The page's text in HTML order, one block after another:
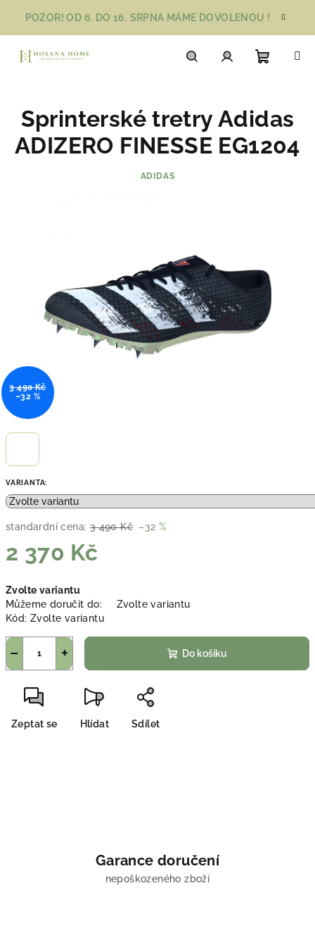
obsah
POZOR! OD 6. DO 16. SRPNA MÁME DOVOLENOU !
košík
VARIANTA:
standardní cena: 3 490 Kč –32 %
2 370 Kč
cena:
Zvolte variantu
Můžeme doručit do:
Zvolte variantu
Kód: Zvolte variantu
+
− Do košíku
Zeptat se Hlídat Sdílet
Sprinterské tretry Adidas
ADIZERO FINESSE EG1204
ADIDAS
3 490 Kč
–32 %
Garance doručení
nepoškozeného zboží